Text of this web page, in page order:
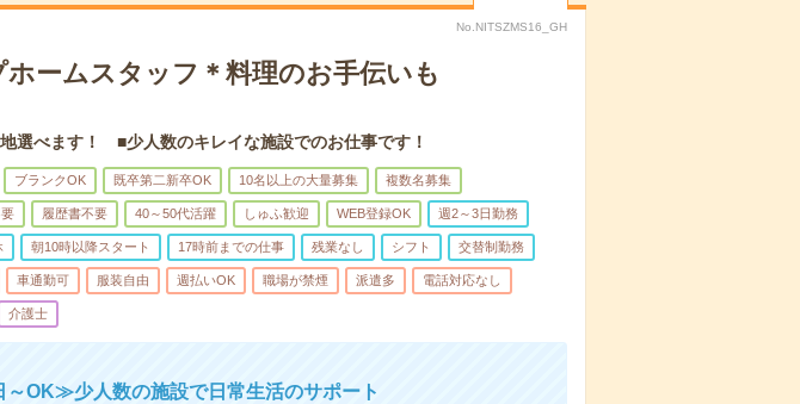
No.NITSZMS16_GH
ームスタッフ＊料理のお手伝いも
選べます！ ■少人数のキレイな施設でのお仕事です！
ブランクOK 既卒第二新卒OK 10名以上の大量募集 複数名募集
履歴書不要 40～50代活躍 しゅふ歓迎 WEB登録OK 週2～3日勤務
朝10時以降スタート 17時前までの仕事 残業なし シフト 交替制勤務
車通勤可 服装自由 週払いOK 職場が禁煙 派遣多 電話対応なし
介護士
OK≫少人数の施設で日常生活のサポート